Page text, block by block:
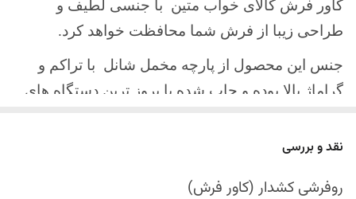
آینده
کاور فرش کالای خواب متین با جنسی لطیف و
طراحی زیبا از فرش شما محافظت خواهد کرد.
جنس این محصول از پارچه مخمل شانل با تراکم و
گراماژ بالا بوده و چاپ شده با بروز ترین دستگاه های
چهار گوشه این محصول با کش باکیفیت دوخته‌شده
نقد و بررسی
روفرشی کشدار (کاور فرش)